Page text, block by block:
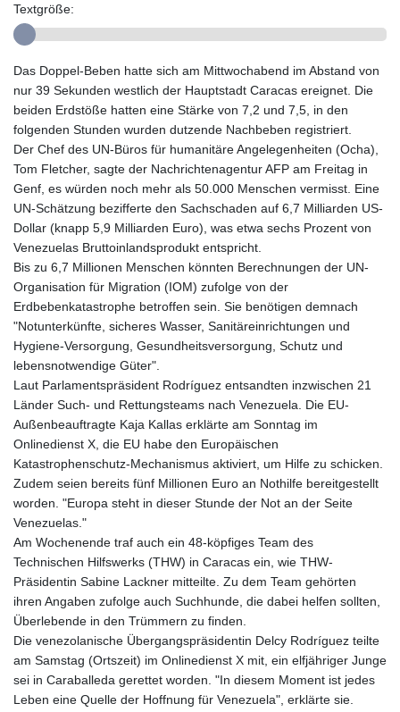
Textgröße:
Das Doppel-Beben hatte sich am Mittwochabend im Abstand von
nur 39 Sekunden westlich der Hauptstadt Caracas ereignet. Die
beiden Erdstöße hatten eine Stärke von 7,2 und 7,5, in den
folgenden Stunden wurden dutzende Nachbeben registriert.
Der Chef des UN-Büros für humanitäre Angelegenheiten (Ocha),
Tom Fletcher, sagte der Nachrichtenagentur AFP am Freitag in
Genf, es würden noch mehr als 50.000 Menschen vermisst. Eine
UN-Schätzung bezifferte den Sachschaden auf 6,7 Milliarden US-
Dollar (knapp 5,9 Milliarden Euro), was etwa sechs Prozent von
Venezuelas Bruttoinlandsprodukt entspricht.
Bis zu 6,7 Millionen Menschen könnten Berechnungen der UN-
Organisation für Migration (IOM) zufolge von der
Erdbebenkatastrophe betroffen sein. Sie benötigen demnach
"Notunterkünfte, sicheres Wasser, Sanitäreinrichtungen und
Hygiene-Versorgung, Gesundheitsversorgung, Schutz und
lebensnotwendige Güter".
Laut Parlamentspräsident Rodríguez entsandten inzwischen 21
Länder Such- und Rettungsteams nach Venezuela. Die EU-
Außenbeauftragte Kaja Kallas erklärte am Sonntag im
Onlinedienst X, die EU habe den Europäischen
Katastrophenschutz-Mechanismus aktiviert, um Hilfe zu schicken.
Zudem seien bereits fünf Millionen Euro an Nothilfe bereitgestellt
worden. "Europa steht in dieser Stunde der Not an der Seite
Venezuelas."
Am Wochenende traf auch ein 48-köpfiges Team des
Technischen Hilfswerks (THW) in Caracas ein, wie THW-
Präsidentin Sabine Lackner mitteilte. Zu dem Team gehörten
ihren Angaben zufolge auch Suchhunde, die dabei helfen sollten,
Überlebende in den Trümmern zu finden.
Die venezolanische Übergangspräsidentin Delcy Rodríguez teilte
am Samstag (Ortszeit) im Onlinedienst X mit, ein elfjähriger Junge
sei in Caraballeda gerettet worden. "In diesem Moment ist jedes
Leben eine Quelle der Hoffnung für Venezuela", erklärte sie.